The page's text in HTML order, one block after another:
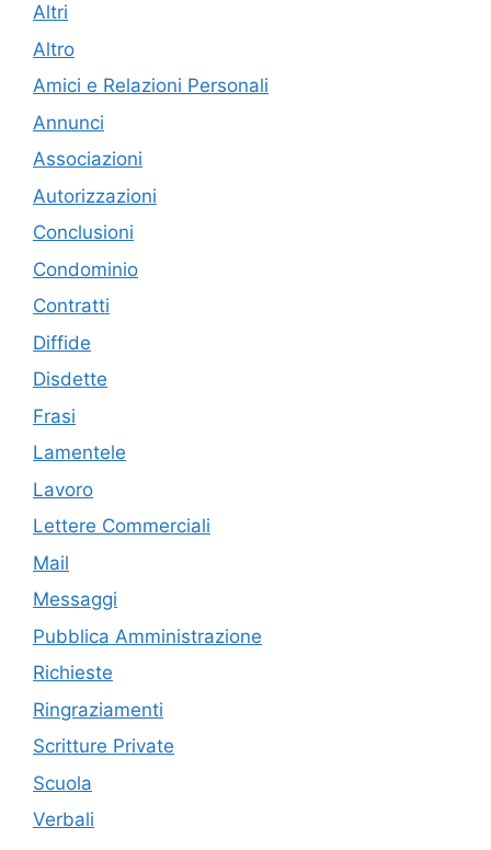
Altri
Altro
Amici e Relazioni Personali
Annunci
Associazioni
Autorizzazioni
Conclusioni
Condominio
Contratti
Diffide
Disdette
Frasi
Lamentele
Lavoro
Lettere Commerciali
Mail
Messaggi
Pubblica Amministrazione
Richieste
Ringraziamenti
Scritture Private
Scuola
Verbali